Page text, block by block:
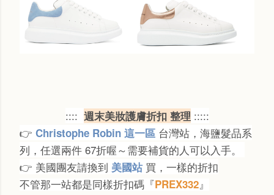
:::: 週末美妝護膚折扣 整理 :::::
👉 Christophe Robin 這一區 台灣站，海鹽髮品系
列，任選兩件 67折喔～需要補貨的人可以入手。
👉 美國團友請換到 美國站買，一樣的折扣
不管那一站都是同樣折扣碼『PREX332』